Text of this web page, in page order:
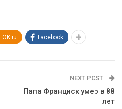
OK.ru Facebook
NEXT POST
Папа Франциск умер в 88
лет